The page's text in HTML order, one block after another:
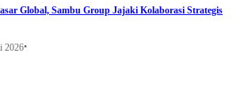
Global, Sambu Group Jajaki Kolaborasi Strategis
2026•